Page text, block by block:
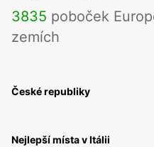
3835 poboček
zemích
České republiky
Nejlepší místa v Itálii